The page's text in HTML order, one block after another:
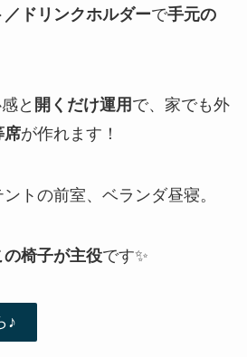
ドリンクホルダーで手元の
と 開くだけ運用 で、家でも外
席が作れます！
トの前室、ベランダ昼寝。
椅子が主役です✨
♪